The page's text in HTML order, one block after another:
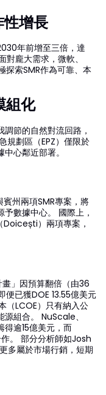
增長
年前增至三倍，達
龐大需求，微軟、
索SMR作為可靠、本
組化
節的自然對流回路，
規劃區（EPZ）僅限於
心鄰近部署。
州兩項SMR專案，將
數據中心。 國際上，
Doicești）兩項專案，
」因預算翻倍（由36
便已獲DOE 13.55億美元
（LCOE）只有納入公
組合。 NuScale、
逾15億美元，而
。 部分分析師如Josh
多屬於市場行銷，短期